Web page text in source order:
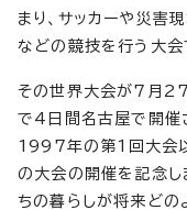
まり、サッカーや災害
などの競技を行う大会
その世界大会が7月27
で4日間名古屋で開催
1997年の第1回大会
の大会の開催を記念し
ちの暮らしが将来どの